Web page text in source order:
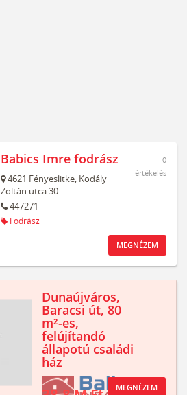
Babics Imre fodrász
4621 Fényeslitke, Kodály
Zoltán utca 30 .
447271
Fodrász
0
értékelés
MEGNÉZEM
Dunaújváros,
Baracsi út, 80
m²-es,
felújítandó
állapotú családi
ház
MEGNÉZEM